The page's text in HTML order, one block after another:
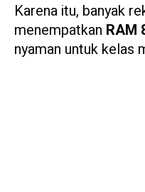
Karena itu, banyak
menempatkan RAM
nyaman untuk kelas